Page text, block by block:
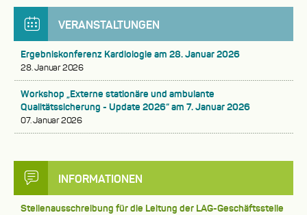
zuklappen
VERANSTALTUNGEN
Ergebniskonferenz Kardiologie am 28. Januar 2026
28. Januar 2026
Workshop „Externe stationäre und ambulante
Qualitätssicherung - Update 2026“ am 7. Januar 2026
07. Januar 2026
INFORMATIONEN
Stellenausschreibung für die Leitung der LAG-Geschäftsstelle